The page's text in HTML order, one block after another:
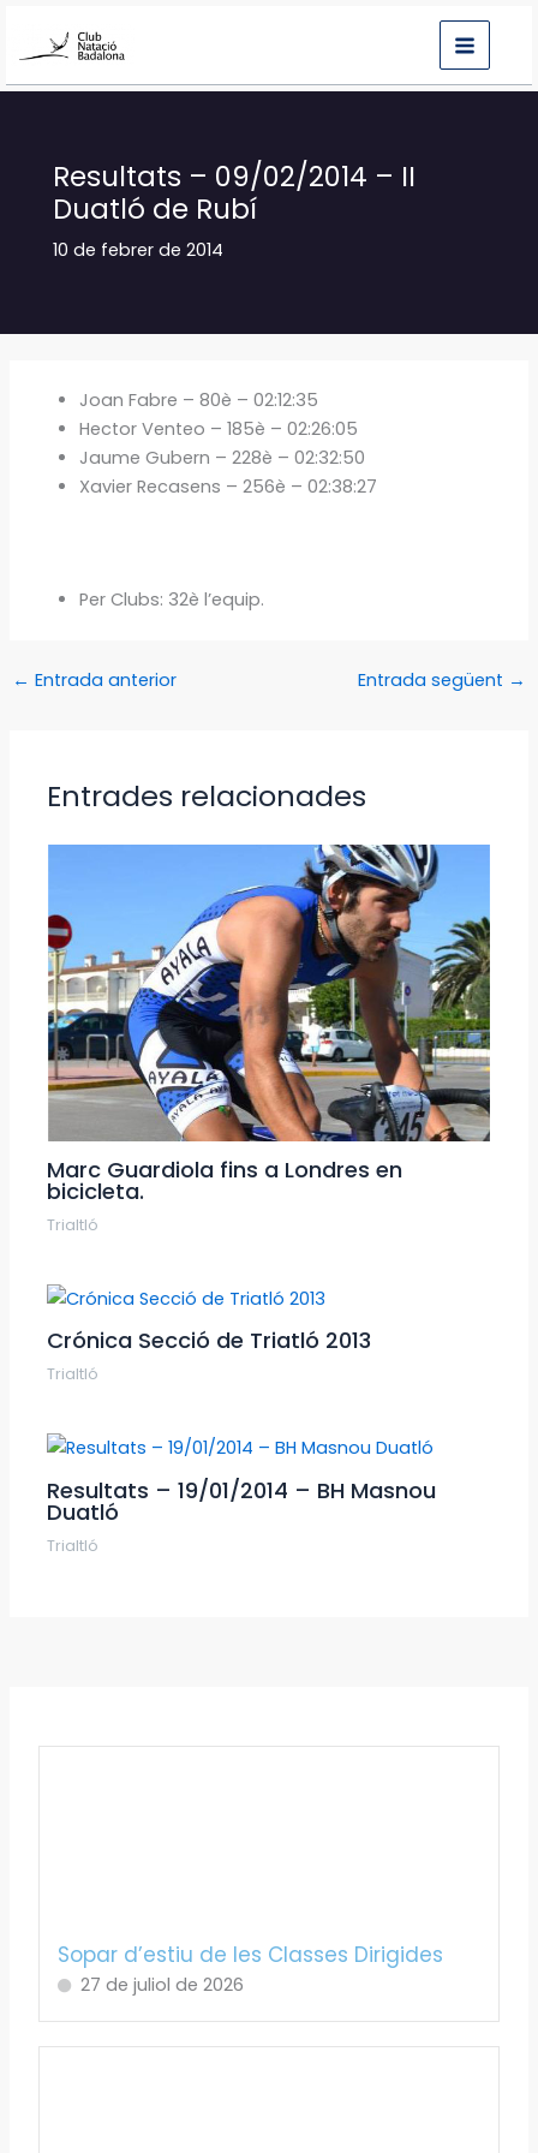
Resultats – 09/02/2014 – II
Duatló de Rubí
10 de febrer de 2014
Joan Fabre – 80è – 02:12:35
Hector Venteo – 185è – 02:26:05
Jaume Gubern – 228è – 02:32:50
Xavier Recasens – 256è – 02:38:27
Per Clubs: 32è l’equip.
← Entrada anterior Entrada següent →
Entrades relacionades
Marc Guardiola fins a Londres en
bicicleta.
Trialtló
Crónica Secció de Triatló 2013
Trialtló
Resultats – 19/01/2014 – BH Masnou
Duatló
Trialtló
Sopar d’estiu de les Classes Dirigides
27 de juliol de 2026